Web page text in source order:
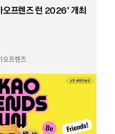
오프렌즈 런 2026' 개최
오프렌즈